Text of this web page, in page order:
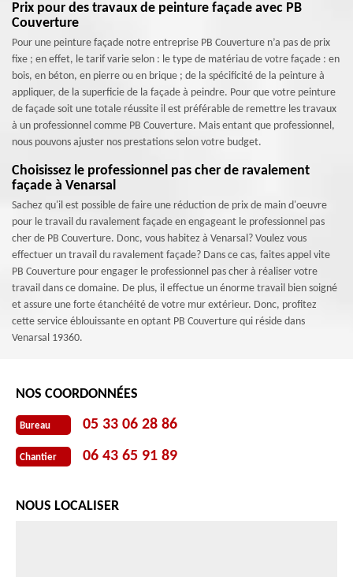
Prix pour des travaux de peinture façade avec PB
Couverture
Pour une peinture façade notre entreprise PB Couverture n’a pas de prix
fixe ; en effet, le tarif varie selon : le type de matériau de votre façade : en
bois, en béton, en pierre ou en brique ; de la spécificité de la peinture à
appliquer, de la superficie de la façade à peindre. Pour que votre peinture
de façade soit une totale réussite il est préférable de remettre les travaux
à un professionnel comme PB Couverture. Mais entant que professionnel,
nous pouvons ajuster nos prestations selon votre budget.
Choisissez le professionnel pas cher de ravalement
façade à Venarsal
Sachez qu'il est possible de faire une réduction de prix de main d'oeuvre
pour le travail du ravalement façade en engageant le professionnel pas
cher de PB Couverture. Donc, vous habitez à Venarsal? Voulez vous
effectuer un travail du ravalement façade? Dans ce cas, faites appel vite
PB Couverture pour engager le professionnel pas cher à réaliser votre
travail dans ce domaine. De plus, il effectue un énorme travail bien soigné
et assure une forte étanchéité de votre mur extérieur. Donc, profitez
cette service éblouissante en optant PB Couverture qui réside dans
Venarsal 19360.
NOS COORDONNÉES
Bureau 05 33 06 28 86
Chantier 06 43 65 91 89
NOUS LOCALISER